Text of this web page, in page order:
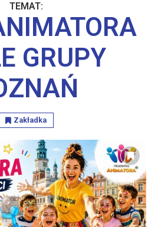
TEMAT:
GRUPY
Zakładka